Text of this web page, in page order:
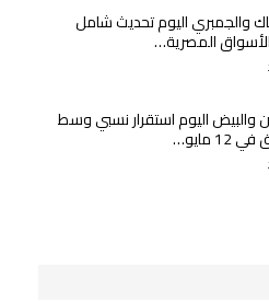
والجمبري اليوم تحديث شامل
المصرية…
والبيض اليوم استقرار نسبي وسط
مايو…